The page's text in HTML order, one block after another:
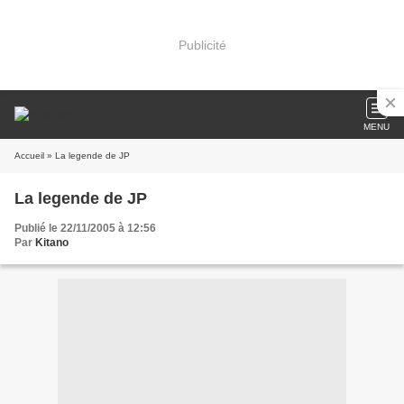
Publicité
MENU
Accueil » La legende de JP
La legende de JP
Publié le 22/11/2005 à 12:56
Par Kitano